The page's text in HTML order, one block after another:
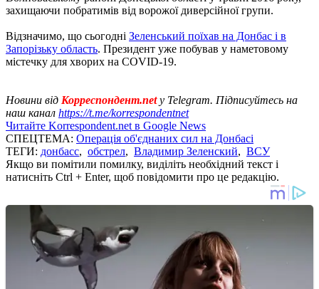
захищаючи побратимів від ворожої диверсійної групи.
Відзначимо, що сьогодні Зеленський поїхав на Донбас і в
Запорізьку область. Президент уже побував у наметовому
містечку для хворих на COVID-19.
Новини від Корреспондент.netу Telegram. Підписуйтесь на
наш канал https://t.me/korrespondentnet
Читайте Korrespondent.net в Google News
СПЕЦТЕМА: Операція об'єднаних сил на Донбасі
ТЕГИ: донбасс, обстрел, Владимир Зеленский, ВСУ
Якщо ви помітили помилку, виділіть необхідний текст і
натисніть Ctrl + Enter, щоб повідомити про це редакцію.